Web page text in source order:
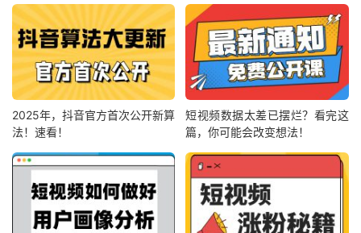
2025年，抖音官方首次公开新算
法！速看！
短视频数据太差已摆烂？看完这
篇，你可能会改变想法！